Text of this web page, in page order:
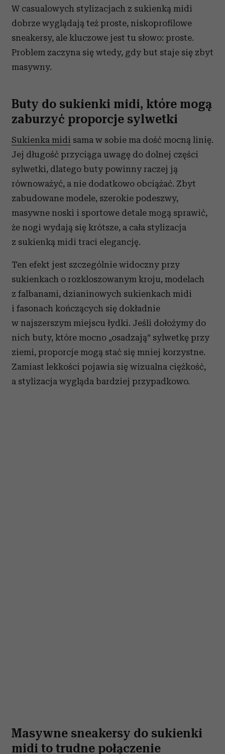
W casualowych stylizacjach z sukienką midi
dobrze wyglądają też proste, niskoprofilowe
sneakersy, ale kluczowe jest tu słowo: proste.
Problem zaczyna się wtedy, gdy but staje się zbyt
masywny.
Buty do sukienki midi, które mogą
zaburzyć proporcje sylwetki
Sukienka midi sama w sobie ma dość mocną linię.
Jej długość przyciąga uwagę do dolnej części
sylwetki, dlatego buty powinny raczej ją
równoważyć, a nie dodatkowo obciążać. Zbyt
zabudowane modele, szerokie podeszwy,
masywne noski i sportowe detale mogą sprawić,
że nogi wydają się krótsze, a cała stylizacja
z sukienką midi traci elegancję.
Ten efekt jest szczególnie widoczny przy
sukienkach o rozkloszowanym kroju, modelach
z falbanami, dzianinowych sukienkach midi
i fasonach kończących się dokładnie
w najszerszym miejscu łydki. Jeśli dołożymy do
nich buty, które mocno „osadzają” sylwetkę przy
ziemi, proporcje mogą stać się mniej korzystne.
Zamiast lekkości pojawia się wizualna ciężkość,
a stylizacja wygląda bardziej przypadkowo.
Masywne sneakersy do sukienki
midi to trudne połączenie